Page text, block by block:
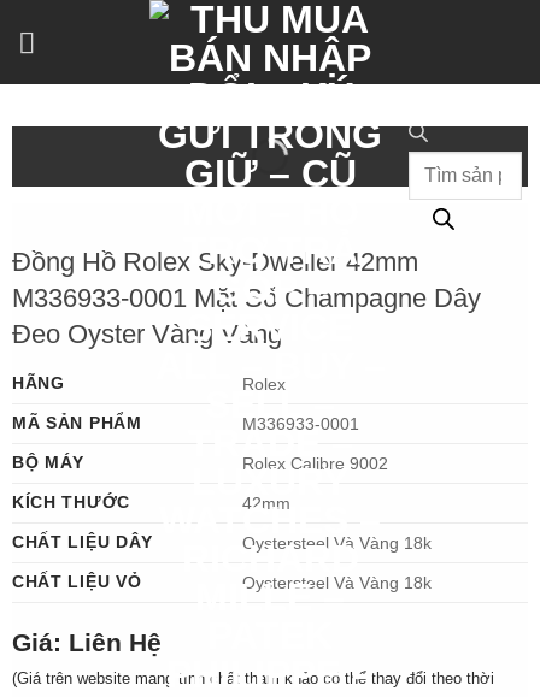
Tìm
kiếm
sản
Đồng Hồ Rolex Sky-Dweller 42mm
M336933-0001 Mặt Số Champagne Dây
Đeo Oyster Vàng Vàng
HÃNG
Rolex
MÃ SẢN PHẨM
M336933-0001
BỘ MÁY
Rolex Calibre 9002
KÍCH THƯỚC
42mm
CHẤT LIỆU DÂY
Oystersteel Và Vàng 18k
CHẤT LIỆU VỎ
Oystersteel Và Vàng 18k
Giá: Liên Hệ
(Giá trên website mang tính chất tham khảo có thể thay đổi theo thời